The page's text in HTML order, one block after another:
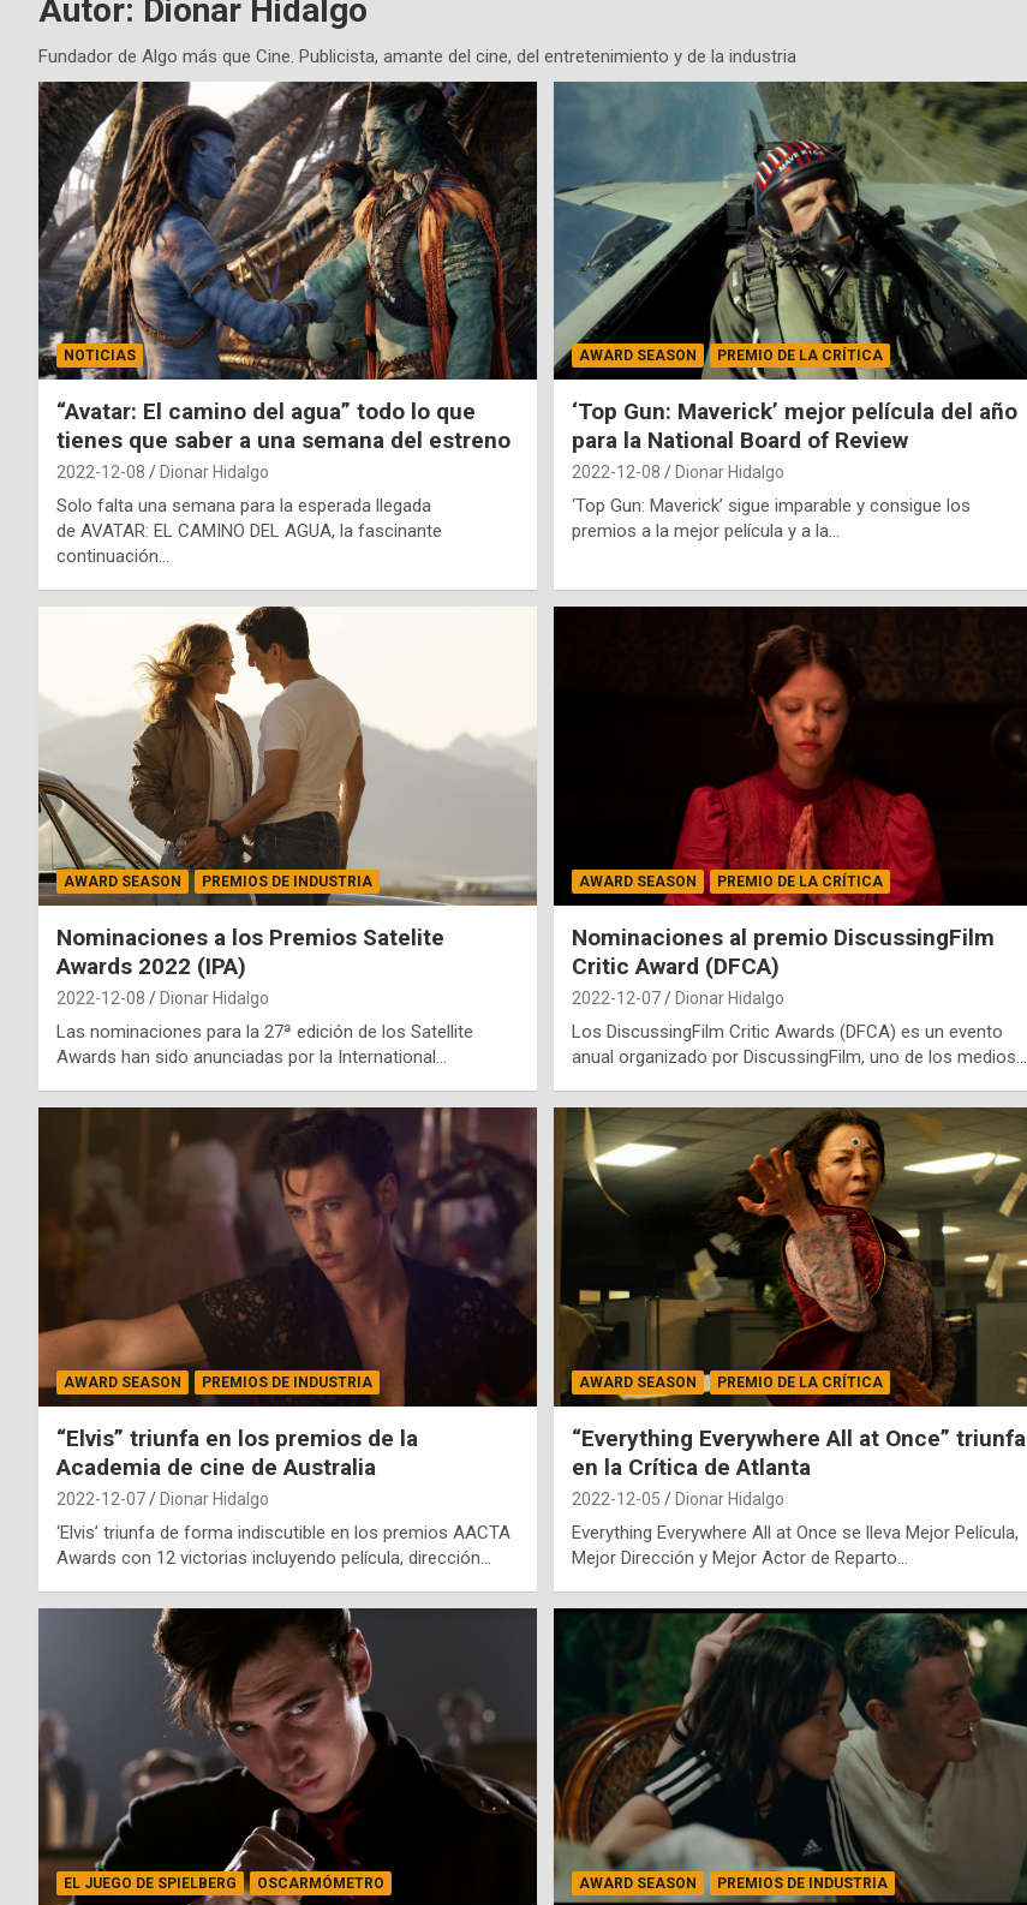
Autor: Dionar Hidalgo
Fundador de Algo más que Cine. Publicista, amante del cine, del entretenimiento y de la industria
NOTICIAS
“Avatar: El camino del agua” todo lo que
tienes que saber a una semana del estreno
2022-12-08 Dionar Hidalgo
Solo falta una semana para la esperada llegada
de AVATAR: EL CAMINO DEL AGUA, la fascinante
continuación…
AWARD SEASON PREMIO DE LA CRÍTICA
‘Top Gun: Maverick’ mejor película del año
para la National Board of Review
2022-12-08 Dionar Hidalgo
‘Top Gun: Maverick’ sigue imparable y consigue los
premios a la mejor película y a la…
AWARD SEASON PREMIOS DE INDUSTRIA
Nominaciones a los Premios Satelite
Awards 2022 (IPA)
2022-12-08 Dionar Hidalgo
Las nominaciones para la 27ª edición de los Satellite
Awards han sido anunciadas por la International…
AWARD SEASON PREMIO DE LA CRÍTICA
Nominaciones al premio DiscussingFilm
Critic Award (DFCA)
2022-12-07 Dionar Hidalgo
Los DiscussingFilm Critic Awards (DFCA) es un evento
anual organizado por DiscussingFilm, uno de los medios…
AWARD SEASON PREMIOS DE INDUSTRIA
“Elvis” triunfa en los premios de la
Academia de cine de Australia
2022-12-07 Dionar Hidalgo
‘Elvis’ triunfa de forma indiscutible en los premios AACTA
Awards con 12 victorias incluyendo película, dirección…
AWARD SEASON PREMIO DE LA CRÍTICA
“Everything Everywhere All at Once” triunfa
en la Crítica de Atlanta
2022-12-05 Dionar Hidalgo
Everything Everywhere All at Once se lleva Mejor Película,
Mejor Dirección y Mejor Actor de Reparto…
EL JUEGO DE SPIELBERG OSCARMÓMETRO AWARD SEASON PREMIOS DE INDUSTRIA